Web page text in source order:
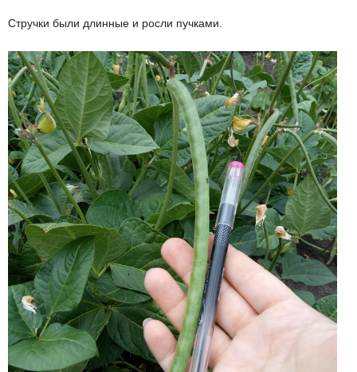
Стручки были длинные и росли пучками.